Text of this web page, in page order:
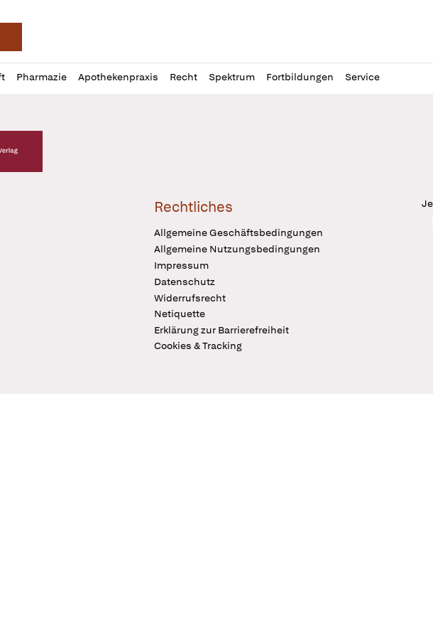
Pharmazie Apothekenpraxis Recht Spektrum Fortbildungen Service
Verlag Logo
Rechtliches
Allgemeine Geschäftsbedingungen
Allgemeine Nutzungsbedingungen
Impressum
Datenschutz
Widerrufsrecht
Netiquette
Erklärung zur Barrierefreiheit
Cookies & Tracking